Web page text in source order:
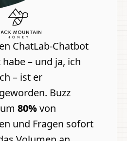
ChatLab-Chatbot
– und ja, ich
– ist er
Buzz
80%von
und Fragen sofort